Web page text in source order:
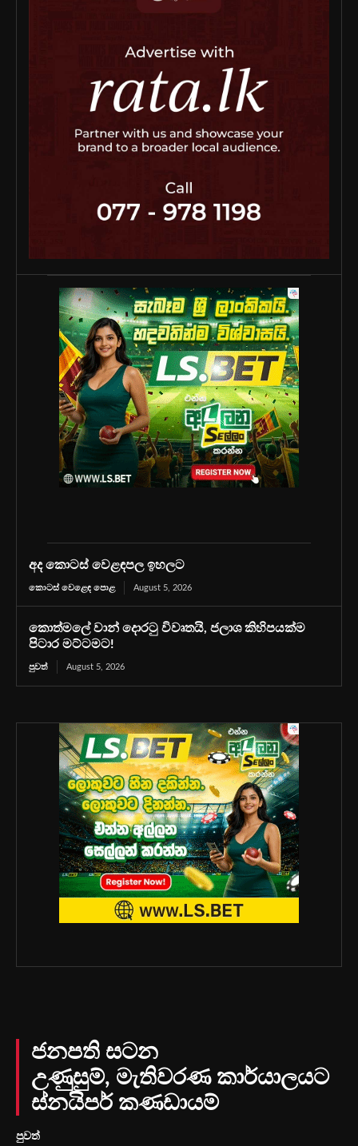
අද කොටස් වෙළඳපල ඉහලට
කොටස් වෙළෙඳ පොළ August 5, 2026
කොත්මලේ වාන් දොරටු විවෘතයි, ජලාශ කිහිපයක්ම
පිටාර මට්ටමට!
පුවත් August 5, 2026